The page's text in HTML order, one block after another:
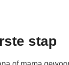
stap